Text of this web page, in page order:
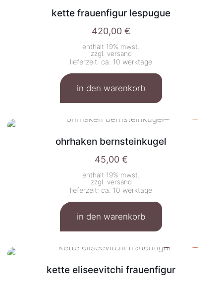
kette frauenfigur lespugue
420,00 €
enthält 19% mwst.
zzgl. versand
lieferzeit: ca. 10 werktage
in den warenkorb
ohrhaken bernsteinkugel
45,00 €
enthält 19% mwst.
zzgl. versand
lieferzeit: ca. 10 werktage
in den warenkorb
kette eliseevitchi frauenfigur